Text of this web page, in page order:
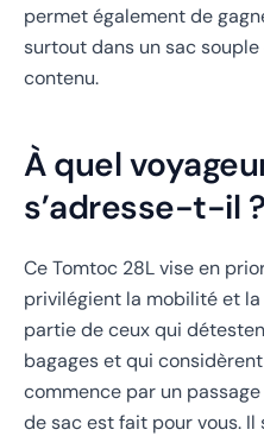
permet également de
surtout dans un sac
contenu.
À quel
s’adresse-t-il ?
Ce Tomtoc 28L vise en
privilégient la mobilité et
partie de ceux qui
bagages et qui considèrent
commence par un
de sac est fait pour vous. Il